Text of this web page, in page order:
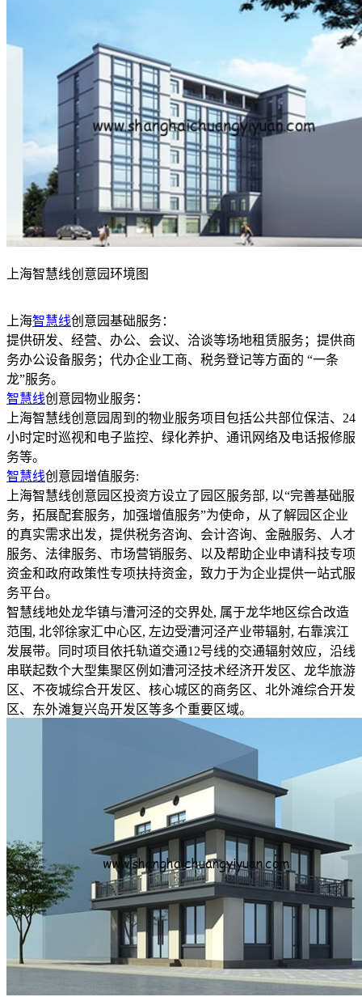
上海智慧线创意园环境图
上海智慧线创意园基础服务：
提供研发、经营、办公、会议、洽谈等场地租赁服务；提供商
务办公设备服务；代办企业工商、税务登记等方面的 “一条
龙”服务。
智慧线创意园物业服务：
上海智慧线创意园周到的物业服务项目包括公共部位保洁、24
小时定时巡视和电子监控、绿化养护、通讯网络及电话报修服
务等。
智慧线创意园增值服务:
上海智慧线创意园区投资方设立了园区服务部, 以“完善基础服
务，拓展配套服务，加强增值服务”为使命，从了解园区企业
的真实需求出发，提供税务咨询、会计咨询、金融服务、人才
服务、法律服务、市场营销服务、以及帮助企业申请科技专项
资金和政府政策性专项扶持资金，致力于为企业提供一站式服
务平台。
智慧线地处龙华镇与漕河泾的交界处, 属于龙华地区综合改造
范围, 北邻徐家汇中心区, 左边受漕河泾产业带辐射, 右靠滨江
发展带。同时项目依托轨道交通12号线的交通辐射效应，沿线
串联起数个大型集聚区例如漕河泾技术经济开发区、龙华旅游
区、不夜城综合开发区、核心城区的商务区、北外滩综合开发
区、东外滩复兴岛开发区等多个重要区域。